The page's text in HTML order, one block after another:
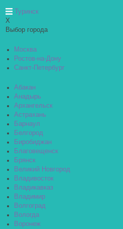
Туринск
X
Выбор города
Москва
Ростов-на-Дону
Санкт-Петербург
Абакан
Анадырь
Архангельск
Астрахань
Барнаул
Белгород
Биробиджан
Благовещенск
Брянск
Великий Новгород
Владивосток
Владикавказ
Владимир
Волгоград
Вологда
Воронеж